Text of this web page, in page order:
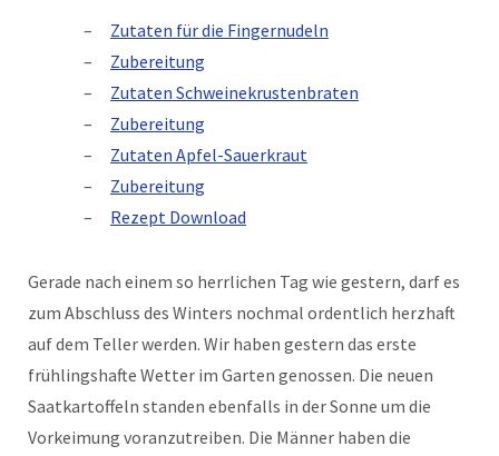
Zutaten für die Fingernudeln
Zubereitung
Zutaten Schweinekrustenbraten
Zubereitung
Zutaten Apfel-Sauerkraut
Zubereitung
Rezept Download
Gerade nach einem so herrlichen Tag wie gestern, darf es
zum Abschluss des Winters nochmal ordentlich herzhaft
auf dem Teller werden. Wir haben gestern das erste
frühlingshafte Wetter im Garten genossen. Die neuen
Saatkartoffeln standen ebenfalls in der Sonne um die
Vorkeimung voranzutreiben. Die Männer haben die